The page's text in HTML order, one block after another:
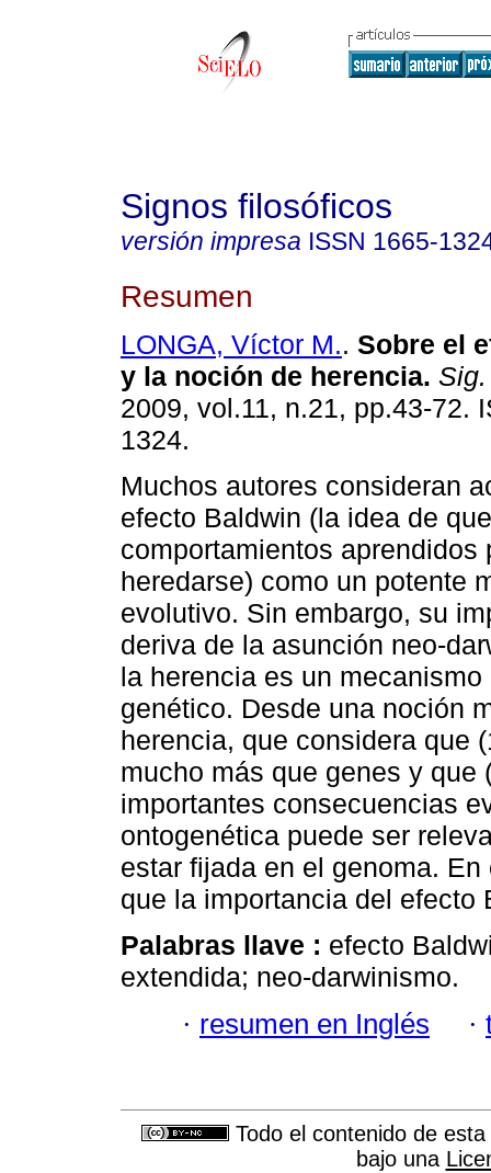
Signos filosóficos
versión impresa ISSN 1665-
Resumen
LONGA, Víctor M.. Sobre el
y la noción de herencia.
2009, vol.11, n.21, pp.43-72.
1324.
Muchos autores consideran
efecto Baldwin (la idea de que
comportamientos aprendidos
heredarse) como un potente
evolutivo. Sin embargo, su
deriva de la asunción neo-
la herencia es un mecanismo
genético. Desde una noción
herencia, que considera que
mucho más que genes y que
importantes consecuencias
ontogenética puede ser
estar fijada en el genoma.
que la importancia del efecto
Palabras llave : efecto
extendida; neo-darwinismo.
· resumen en Inglés ·
Todo el contenido de
bajo una